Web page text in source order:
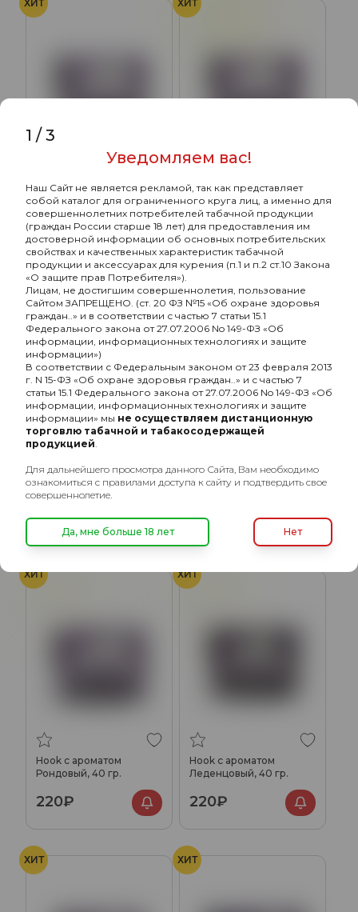
ХИТ
Hook с ароматом Тропик
Манго, 40 гр.
220₽
ХИТ
Лайм
Hook с ароматом Лимон-
Лайм, 40 гр.
220₽
ХИТ
Hook с ароматом
Цитрусовый, 40 гр.
220₽
ХИТ
Арбуз Дыня
Hook с ароматом
Арбузно-дынный, 40 гр.
220₽
ХИТ
Леденцы
Hook с ароматом
Рондовый, 40 гр.
220₽
ХИТ
Леденцы
Hook с ароматом
Леденцовый, 40 гр.
220₽
ХИТ ХИТ
1 /3
Уведомляем вас!
Наш Сайт не является рекламой, так как представляет
собой каталог для ограниченного круга лиц, а именно для
совершеннолетних потребителей табачной продукции
(граждан России старше 18 лет) для предоставления им
достоверной информации об основных потребительских
свойствах и качественных характеристик табачной
продукции и аксессуарах для курения (п.1 и п.2 ст.10 Закона
«О защите прав Потребителя»).
Лицам, не достигшим совершеннолетия, пользование
Сайтом ЗАПРЕЩЕНО. (ст. 20 ФЗ №15 «Об охране здоровья
граждан..» и в соответствии с частью 7 статьи 15.1
Федерального закона от 27.07.2006 No 149-ФЗ «Об
информации, информационных технологиях и защите
информации»)
В соответствии с Федеральным законом от 23 февраля 2013
г. N 15-ФЗ «Об охране здоровья граждан..» и с частью 7
статьи 15.1 Федерального закона от 27.07.2006 No 149-ФЗ «Об
информации, информационных технологиях и защите
информации» мы не осуществляем дистанционную
торговлю табачной и табакосодержащей
продукцией
Для дальнейшего просмотра данного Сайта, Вам необходимо
ознакомиться с правилами доступа к сайту и подтвердить свое
совершеннолетие.
Да, мне больше 18 лет Нет